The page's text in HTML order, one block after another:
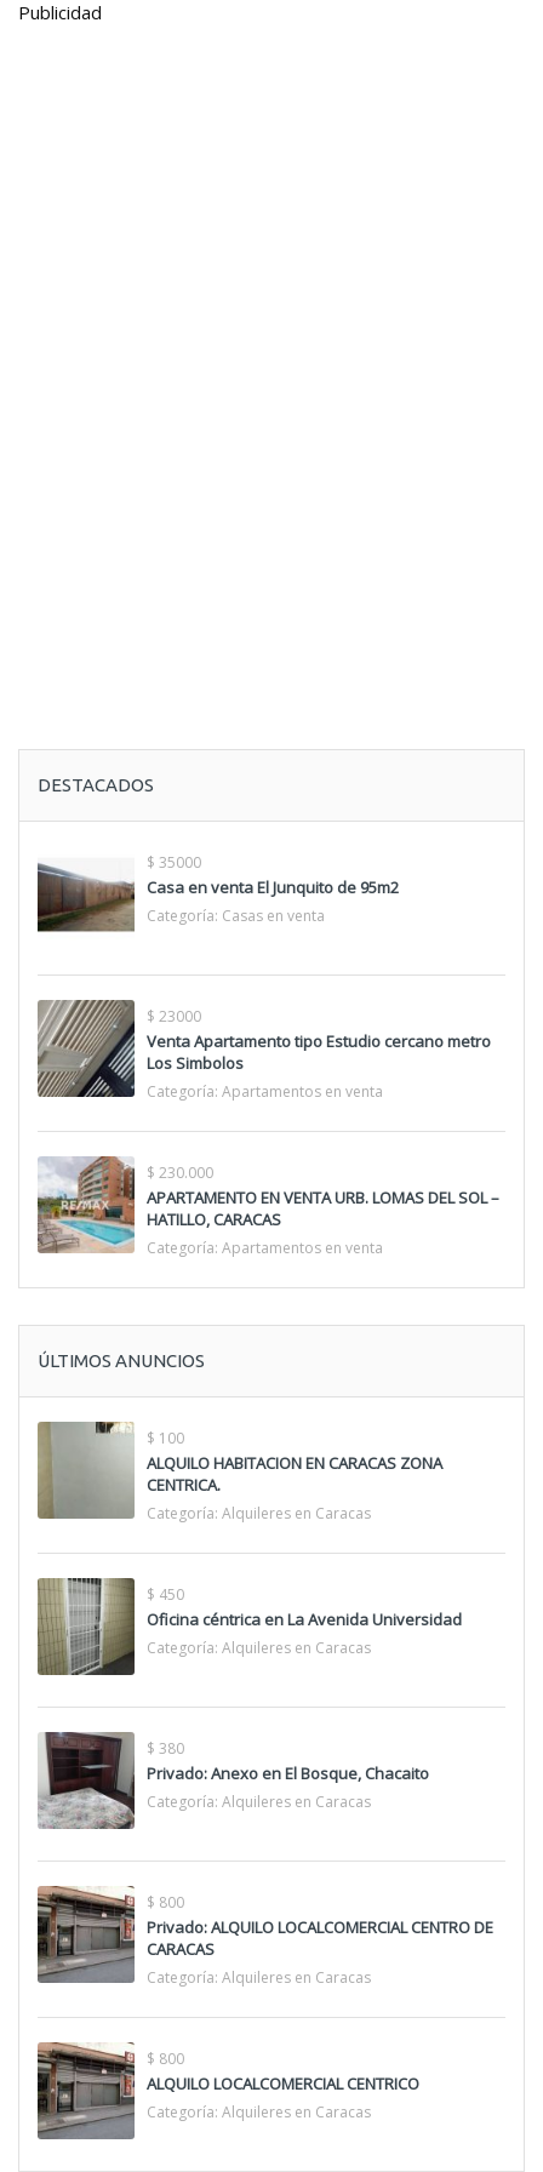
Publicidad
DESTACADOS
$ 35000
Casa en venta El Junquito de 95m2
Categoría: Casas en venta
$ 23000
Venta Apartamento tipo Estudio cercano metro
Los Simbolos
Categoría: Apartamentos en venta
$ 230.000
APARTAMENTO EN VENTA URB. LOMAS DEL SOL –
HATILLO, CARACAS
Categoría: Apartamentos en venta
ÚLTIMOS ANUNCIOS
$ 100
ALQUILO HABITACION EN CARACAS ZONA
CENTRICA.
Categoría: Alquileres en Caracas
$ 450
Oficina céntrica en La Avenida Universidad
Categoría: Alquileres en Caracas
$ 380
Privado: Anexo en El Bosque, Chacaito
Categoría: Alquileres en Caracas
$ 800
Privado: ALQUILO LOCALCOMERCIAL CENTRO DE
CARACAS
Categoría: Alquileres en Caracas
$ 800
ALQUILO LOCALCOMERCIAL CENTRICO
Categoría: Alquileres en Caracas